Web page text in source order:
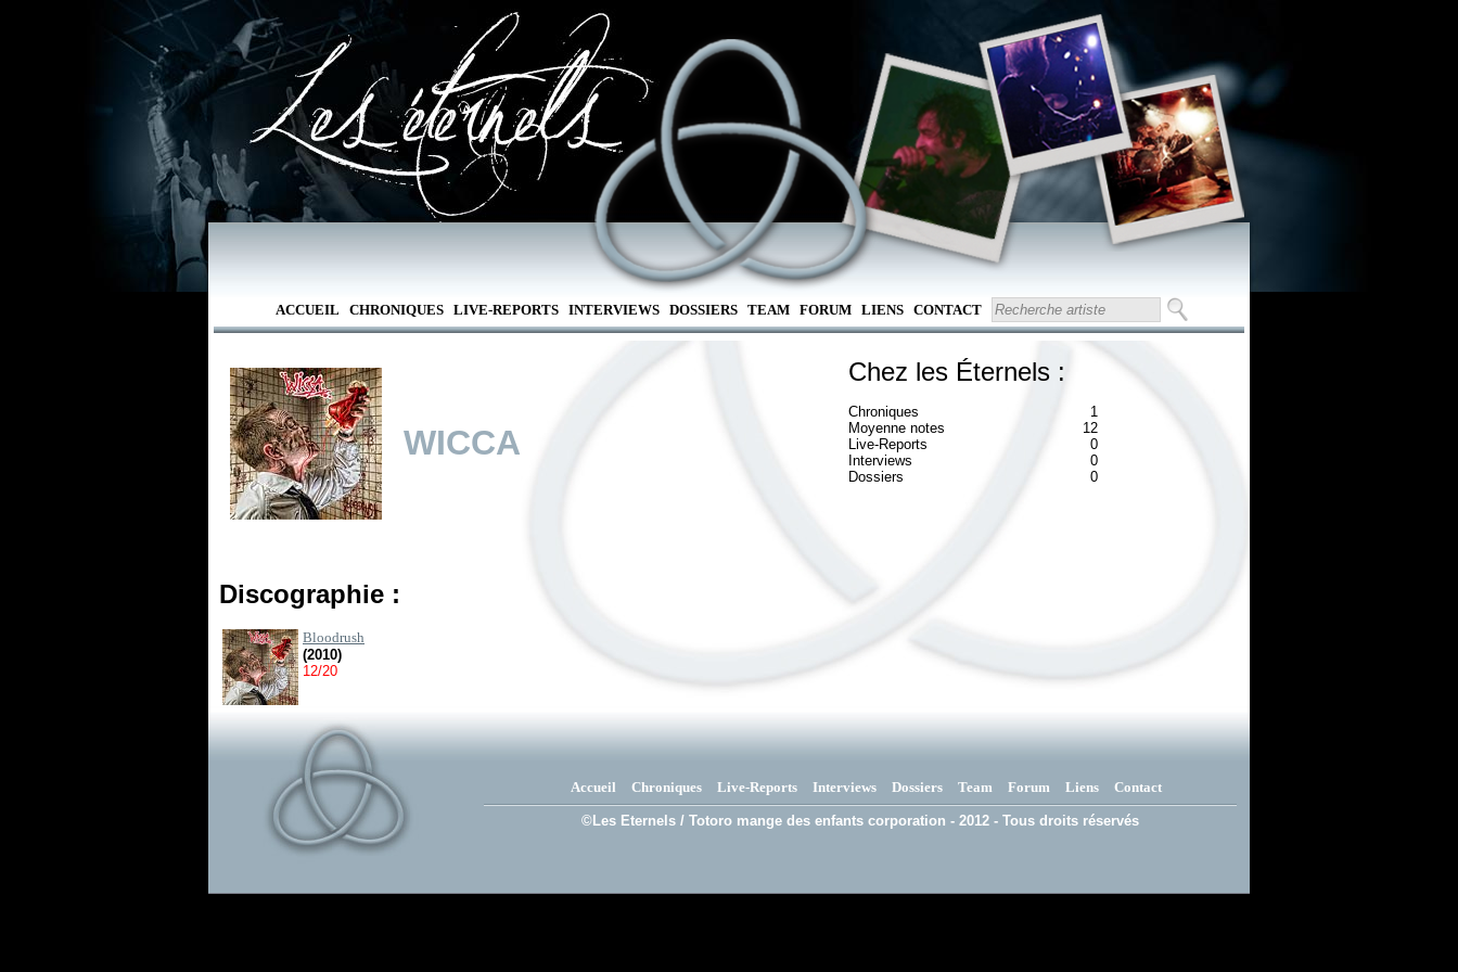
ACCUEIL CHRONIQUES LIVE-REPORTS INTERVIEWS DOSSIERS TEAM FORUM LIENS CONTACT
WICCA
Chez les Éternels :
Chroniques
1
Moyenne notes
12
Live-Reports
0
Interviews
0
Dossiers
0
Discographie :
Bloodrush
(2010)
12/20
Accueil Chroniques Live-Reports Interviews Dossiers Team Forum Liens Contact
©Les Eternels / Totoro mange des enfants corporation - 2012 - Tous droits réservés